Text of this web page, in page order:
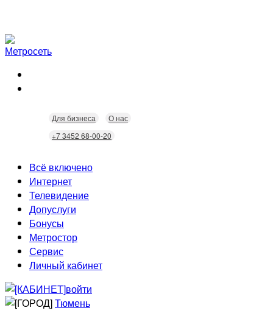
Для бизнеса
О нас
+7 3452 68-00-20
Всё включено
Интернет
Скорость
Безопасность
Wi-Fi
Технологии
Телевидение
Кабельное ТВ
Интерактивное ТВ
Допуслуги
Видеонаблюдение
Домофония
Бонусы
Статусы
Бонусы
Скидки
Метростор
Сервис
Неисправности
Домовые сети
Личный кабинет
войти
Тюмень